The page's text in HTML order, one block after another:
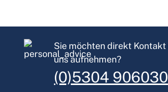
Sie möchten direkt Kontakt
uns aufnehmen?
(0)5304 906030